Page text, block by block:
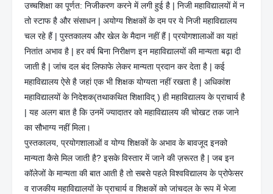
उच्चशिक्षा का पूर्णत: निजीकरण करने में लगी हुई है | निजी महाविद्यालयों में न
तो स्टाफ है और संसाधन | अयोग्य शिक्षकों के दम पर ये निजी महाविद्यालय
चल रहे हैं | पुस्तकालय और खेल के मैदान नहीं हैं | प्रयोगशालाओं का यहां
नितांत अभाव है | हर वर्ष बिना निरीक्षण इन महाविद्यालयों की मान्यता बढ़ा दी
जाती है | जांच दल बंद लिफाफे लेकर मान्यता प्रदान कर देता है | कई
महाविद्यालय ऐसे है जहां एक भी शिक्षक योग्यता नहीं रखता है | अधिकांश
महाविद्यालयों के निदेशक(तथाकथित शिक्षाविद् ) ही महाविद्यालय के प्राचार्य है
| यह अलग बात है कि उनमें ज्यादातर को महाविद्यालय की चोखट तक जाने
का सौभाग्य नहीं मिला।
पुस्तकालय, प्रयोगशालाओं व योग्य शिक्षकों के अभाव के बावजूद इनको
मान्यता कैसे मिल जाती है? इसके विस्तार में जाने की ज़रूरत है | जब इन
कॉलेजों के मान्यता की बात आती है तो सबसे पहले विश्वविद्यालय के प्रोफेसर
व राजकीय महाविद्यालयों के प्राचार्य व शिक्षकों को जांचदल के रूप में भेजा